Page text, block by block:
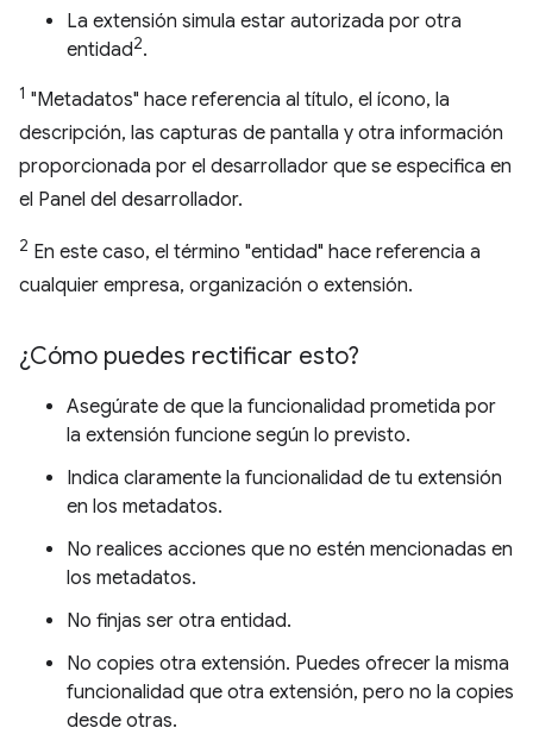
La extensión simula estar autorizada por otra
entidad2.
1 "Metadatos" hace referencia al título, el ícono, la
descripción, las capturas de pantalla y otra información
proporcionada por el desarrollador que se especifica en
el Panel del desarrollador.
2 En este caso, el término "entidad" hace referencia a
cualquier empresa, organización o extensión.
¿Cómo puedes rectificar esto?
Asegúrate de que la funcionalidad prometida por
la extensión funcione según lo previsto.
Indica claramente la funcionalidad de tu extensión
en los metadatos.
No realices acciones que no estén mencionadas en
los metadatos.
No finjas ser otra entidad.
No copies otra extensión. Puedes ofrecer la misma
funcionalidad que otra extensión, pero no la copies
desde otras.